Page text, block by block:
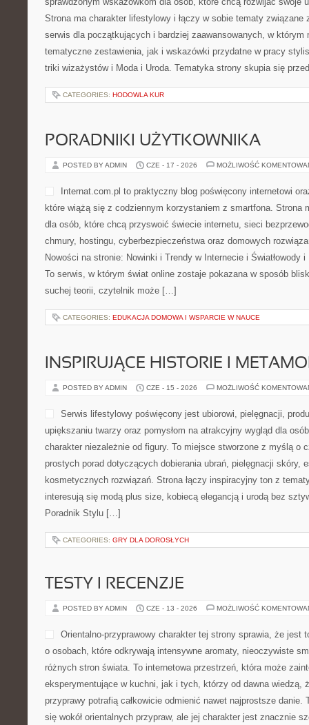
Strona ma charakter lifestylowy i łączy w sobie tematy związane
serwis dla początkujących i bardziej zaawansowanych, w którym
tematyczne zestawienia, jak i wskazówki przydatne w pracy
triki wizażystów i Moda i Uroda. Tematyka strony skupia się
CATEGORIES: HODOWLA KUR
PORADNIKI UŻYTKOWNIKA
POSTED BY ADMIN CZE - 17 - 2026 MOŻLIWOŚĆ
Internat.com.pl to praktyczny blog poświęcony internetowi
które wiążą się z codziennym korzystaniem z smartfona. Strona
dla osób, które chcą przyswoić świecie internetu, sieci
chmury, hostingu, cyberbezpieczeństwa oraz domowych
Nowości na stronie: Nowinki i Trendy w Internecie i Światłowody
To serwis, w którym świat online zostaje pokazana w sposób
suchej teorii, czytelnik może […]
CATEGORIES: EDUKACJA DOMOWA I WSPARCIE W NAUCE
INSPIRUJĄCE HISTORIE I
POSTED BY ADMIN CZE - 15 - 2026 MOŻLIWOŚĆ
Serwis lifestylowy poświęcony jest ubiorowi, pielęgnacji,
upiększaniu twarzy oraz pomysłom na atrakcyjny wygląd dla
charakter niezależnie od figury. To miejsce stworzone z myślą o
prostych porad dotyczących dobierania ubrań, pielęgnacji skóry,
kosmetycznych rozwiązań. Strona łączy inspiracyjny ton z
interesują się modą plus size, kobiecą elegancją i urodą bez
Poradnik Stylu […]
CATEGORIES: GRY DLA DOROSŁYCH
TESTY I RECENZJE
POSTED BY ADMIN CZE - 13 - 2026 MOŻLIWOŚĆ
Orientalno-przyprawowy charakter tej strony sprawia, że jest
o osobach, które odkrywają intensywne aromaty, nieoczywiste
różnych stron świata. To internetowa przestrzeń, która może
eksperymentujące w kuchni, jak i tych, którzy od dawna wiedzą,
przyprawy potrafią całkowicie odmienić nawet najprostsze danie.
się wokół orientalnych przypraw, ale jej charakter jest znacznie